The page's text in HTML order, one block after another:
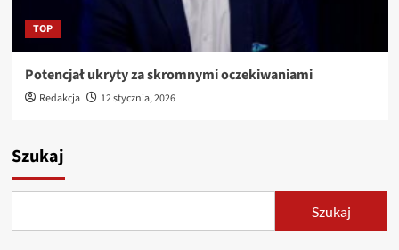
TOP
Potencjał ukryty za skromnymi oczekiwaniami
Redakcja 12 stycznia, 2026
Szukaj
Szukaj